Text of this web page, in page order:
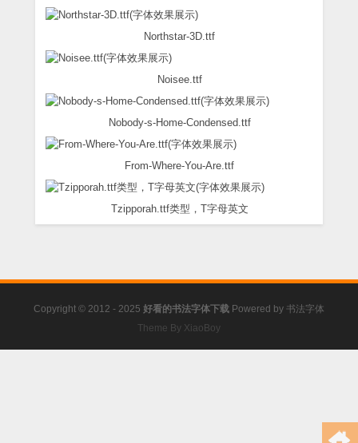
Northstar-3D.ttf
Noisee.ttf
Nobody-s-Home-Condensed.ttf
From-Where-You-Are.ttf
Tzipporah.ttf类型，T字母英文
Copyright © 2012 - 2025 好看的书法字体下载 Powered by 书法字体
Theme By XiaoBoy